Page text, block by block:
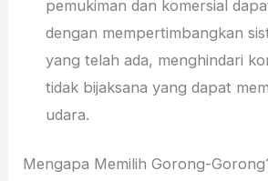
pemukiman dan komersial
dengan mempertimbangkan
yang telah ada, menghindari
tidak bijaksana yang dapat
udara.
Mengapa Memilih Gorong-